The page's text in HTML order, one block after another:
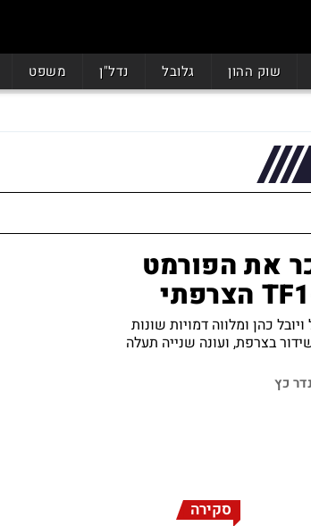
שוק ההון גלובל נדל"ן משפט
את הפורמט
כהן ומלווה דמויות שונות
בצרפת, ועונה שנייה תעלה
כץ
סקירה